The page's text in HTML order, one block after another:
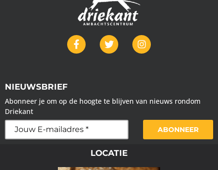
NIEUWSBRIEF
Abonneer je om op de hoogte te blijven van nieuws rondom
Driekant
ABONNEER
LOCATIE